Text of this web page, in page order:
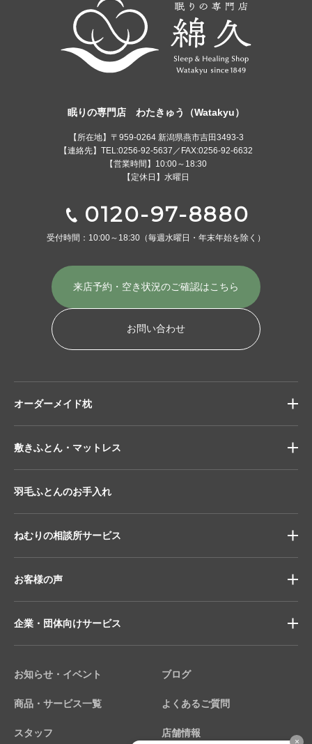
眠りの専門店 わたきゅう（Watakyu）
【所在地】〒959-0264 新潟県燕市吉田3493-3
【連絡先】TEL:0256-92-5637／FAX:0256-92-6632
【営業時間】10:00～18:30
【定休日】水曜日
0120-97-8880
受付時間：10:00～18:30 （毎週水曜日・年末年始を除く）
来店予約・空き状況のご確認はこちら
お問い合わせ
オーダーメイド枕
敷きふとん・マットレス
羽毛ふとんのお手入れ
ねむりの相談所サービス
お客様の声
企業・団体向けサービス
お知らせ・イベント ブログ
商品・サービス一覧 よくあるご質問
スタッフ 店舗情報
×